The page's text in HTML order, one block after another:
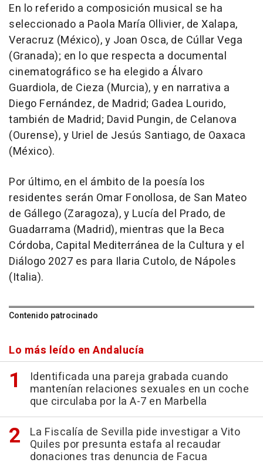
En lo referido a composición musical se ha
seleccionado a Paola María Ollivier, de Xalapa,
Veracruz (México), y Joan Osca, de Cúllar Vega
(Granada); en lo que respecta a documental
cinematográfico se ha elegido a Álvaro
Guardiola, de Cieza (Murcia), y en narrativa a
Diego Fernández, de Madrid; Gadea Lourido,
también de Madrid; David Pungin, de Celanova
(Ourense), y Uriel de Jesús Santiago, de Oaxaca
(México).
Por último, en el ámbito de la poesía los
residentes serán Omar Fonollosa, de San Mateo
de Gállego (Zaragoza), y Lucía del Prado, de
Guadarrama (Madrid), mientras que la Beca
Córdoba, Capital Mediterránea de la Cultura y el
Diálogo 2027 es para Ilaria Cutolo, de Nápoles
(Italia).
Contenido patrocinado
Lo más leído en Andalucía
Identificada una pareja grabada cuando
mantenían relaciones sexuales en un coche
que circulaba por la A-7 en Marbella
La Fiscalía de Sevilla pide investigar a Vito
Quiles por presunta estafa al recaudar
donaciones tras denuncia de Facua